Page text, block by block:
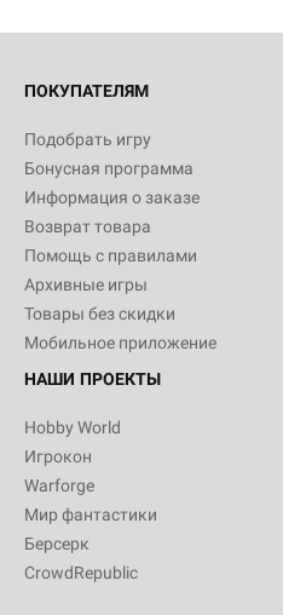
ПОКУПАТЕЛЯМ
Подобрать игру
Бонусная программа
Информация о заказе
Возврат товара
Помощь с правилами
Архивные игры
Товары без скидки
Мобильное приложение
НАШИ ПРОЕКТЫ
Hobby World
Игрокон
Warforge
Мир фантастики
Берсерк
CrowdRepublic